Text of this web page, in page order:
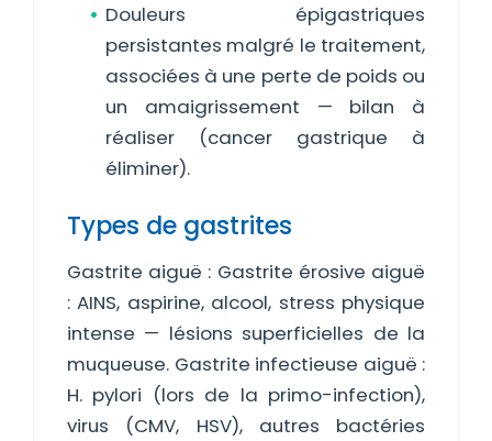
Douleurs épigastriques
persistantes malgré le traitement,
associées à une perte de poids ou
un amaigrissement — bilan à
réaliser (cancer gastrique à
éliminer).
Types de gastrites
Gastrite aiguë : Gastrite érosive aiguë
: AINS, aspirine, alcool, stress physique
intense — lésions superficielles de la
muqueuse. Gastrite infectieuse aiguë :
H. pylori (lors de la primo-infection),
virus (CMV, HSV), autres bactéries